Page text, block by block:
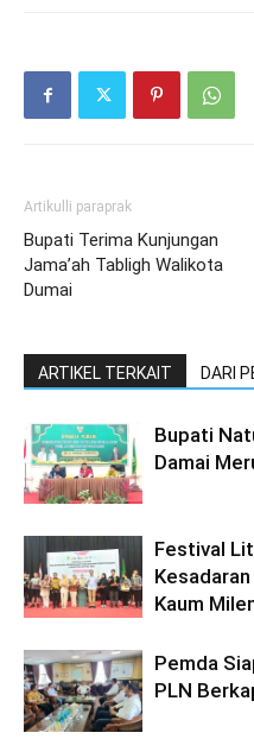
Artikulli paraprak
Bupati Terima Kunjungan
Jama’ah Tabligh Walikota
Dumai
ARTIKEL TERKAIT DARI
Bupati
Damai
Festival
Kaum
Pemda
PLN